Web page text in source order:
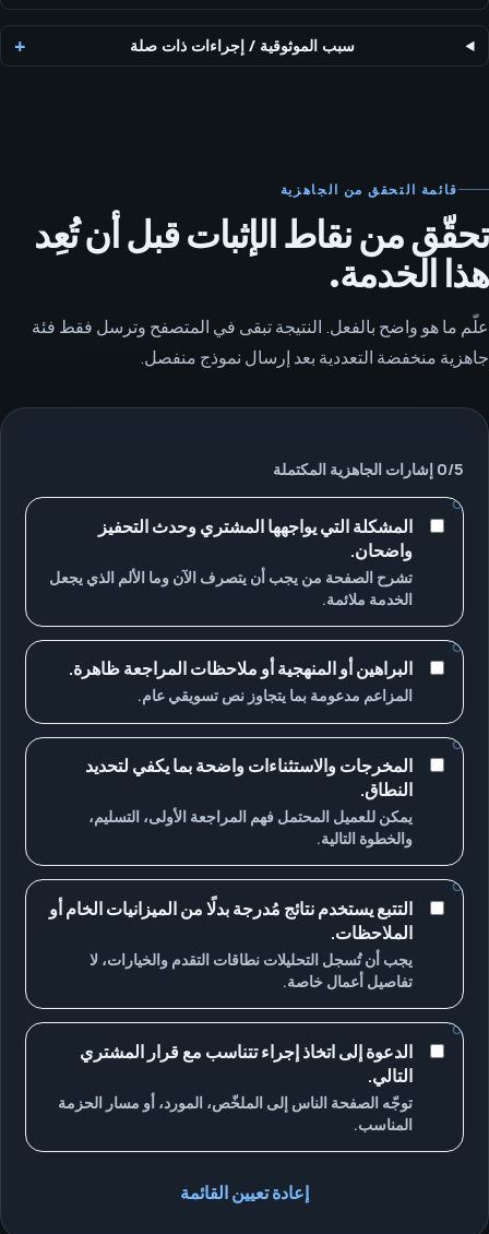
سبب الموثوقية /إجراءات ذات صلة
قائمة التحقق من الجاهزية
تحقّق من نقاط الإثبات قبل أن تُعِد
هذا الخدمة.
علّم ما هو واضح بالفعل. النتيجة تبقى في المتصفح وترسل فقط فئة
جاهزية منخفضة التعددية بعد إرسال نموذج منفصل.
0/5 إشارات الجاهزية المكتملة
المشكلة التي يواجهها المشتري وحدث التحفيز
واضحان.
تشرح الصفحة من يجب أن يتصرف الآن وما الألم الذي يجعل
الخدمة ملائمة.
البراهين أو المنهجية أو ملاحظات المراجعة ظاهرة.
المزاعم مدعومة بما يتجاوز نص تسويقي عام.
المخرجات والاستثناءات واضحة بما يكفي لتحديد
النطاق.
يمكن للعميل المحتمل فهم المراجعة الأولى، التسليم،
والخطوة التالية.
التتبع يستخدم نتائج مُدرجة بدلًا من الميزانيات الخام أو
الملاحظات.
يجب أن تُسجل التحليلات نطاقات التقدم والخيارات، لا
تفاصيل أعمال خاصة.
الدعوة إلى اتخاذ إجراء تتناسب مع قرار المشتري
التالي.
توجّه الصفحة الناس إلى الملخّص، المورد، أو مسار الحزمة
المناسب.
إعادة تعيين القائمة